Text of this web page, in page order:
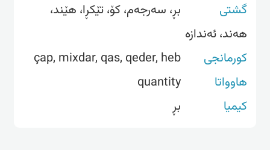
گشتی
بڕ، سەرجەم، کۆ، تێکڕا، هێند،
هەند، ئەندازە
کورمانجی
çap, mixdar, qas, qeder, heb
هاوواتا
quantity
کیمیا
بڕ